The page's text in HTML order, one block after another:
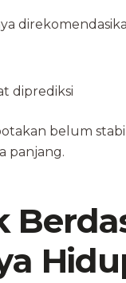
diprediksi
belum
panjang.